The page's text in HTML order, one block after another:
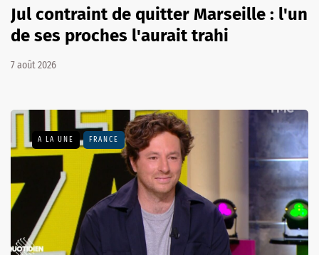
Jul contraint de quitter Marseille : l'un
de ses proches l'aurait trahi
7 août 2026
A LA UNE FRANCE